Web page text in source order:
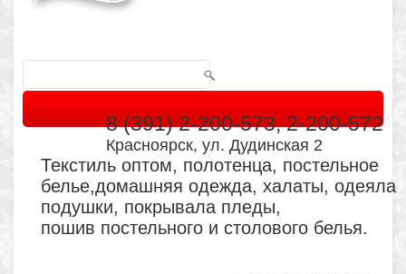
8 (391) 2-200-573, 2-200-572
Красноярск, ул. Дудинская 2
Текстиль оптом, полотенца, постельное
белье,домашняя одежда, халаты, одеяла
подушки, покрывала пледы,
пошив постельного и столового белья.